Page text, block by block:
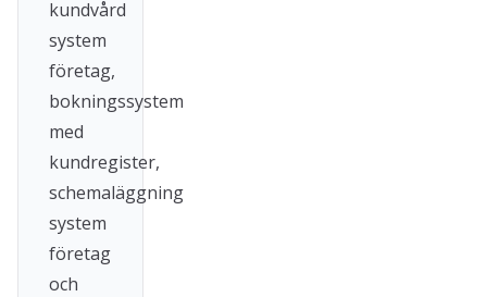
kundvård
system
företag,
bokningssystem
med
kundregister,
schemaläggning
system
företag
och